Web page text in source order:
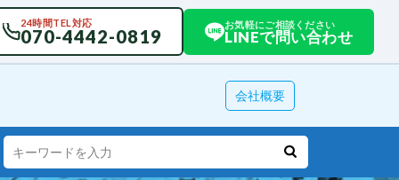
24時間TEL対応
070-4442-0819
お気軽にご相談ください
LINEで問い合わせ
会社概要